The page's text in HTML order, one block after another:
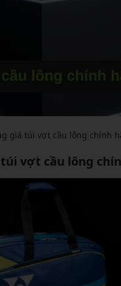
giá túi vợt cầu lông chính
vợt cầu lông